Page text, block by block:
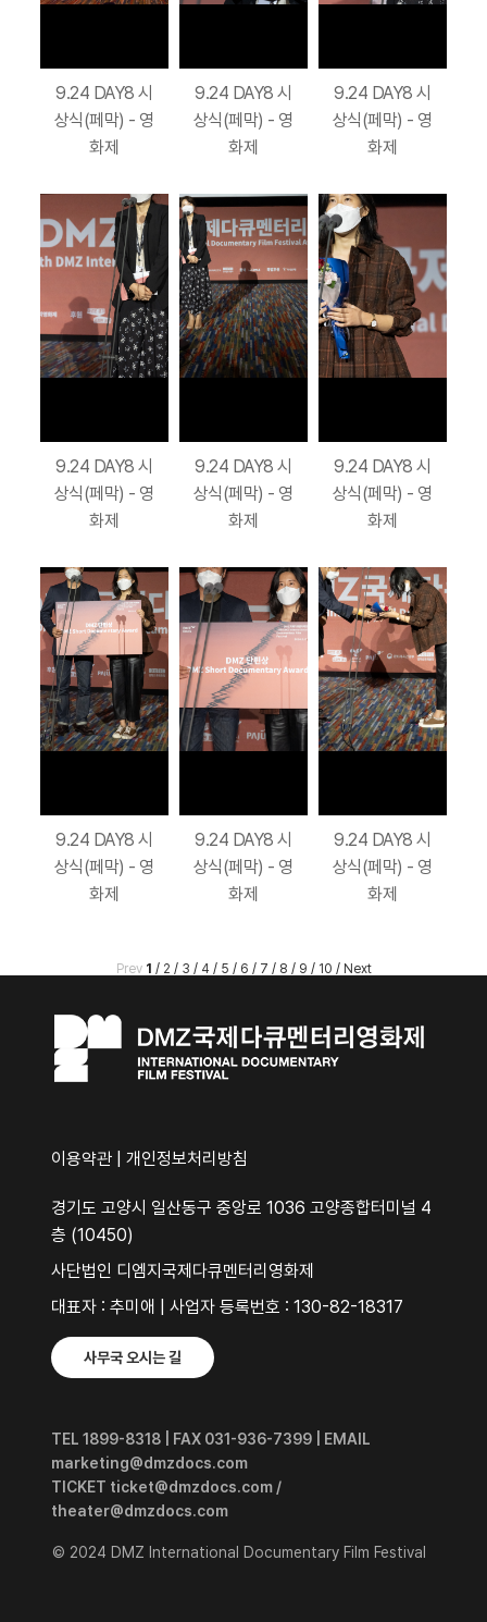
9.24 DAY8 시
상식(페막) - 영
화제
9.24 DAY8 시
상식(페막) - 영
화제
9.24 DAY8 시
상식(페막) - 영
화제
9.24 DAY8 시
상식(페막) - 영
화제
9.24 DAY8 시
상식(페막) - 영
화제
9.24 DAY8 시
상식(페막) - 영
화제
9.24 DAY8 시
상식(페막) - 영
화제
9.24 DAY8 시
상식(페막) - 영
화제
9.24 DAY8 시
상식(페막) - 영
화제
Prev 1 / 2 / 3 / 4 / 5 / 6 / 7 / 8 / 9 / 10 / Next
이용약관 개인정보처리방침
경기도 고양시 일산동구 중앙로 1036 고양종합터미널 4
층 (10450)
사단법인 디엠지국제다큐멘터리영화제
대표자 : 추미애 | 사업자 등록번호 : 130-82-18317
사무국 오시는 길
TEL 1899-8318 | FAX 031-936-7399 | EMAIL
marketing@dmzdocs.com
TICKET ticket@dmzdocs.com /
theater@dmzdocs.com
© 2024 DMZ International Documentary Film Festival